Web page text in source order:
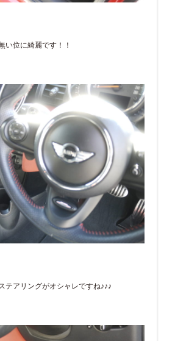
い位に綺麗です！！
テアリングがオシャレですね♪♪♪